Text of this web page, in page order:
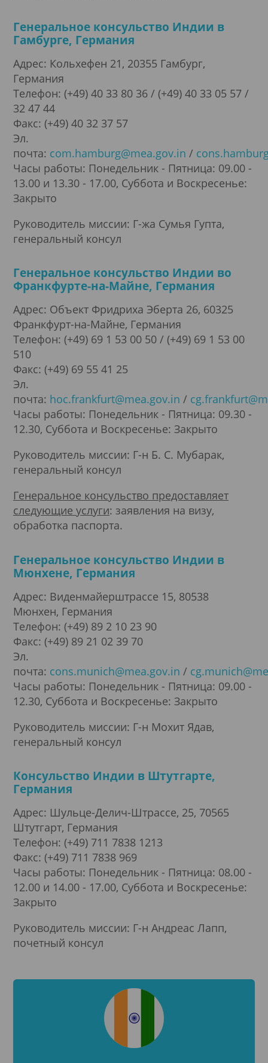
Генеральное консульство Индии в
Гамбурге, Германия
Адрес: Кольхефен 21, 20355 Гамбург,
Германия
Телефон: (+49) 40 33 80 36 / (+49) 40 33 05 57 /
32 47 44
Факс: (+49) 40 32 37 57
Эл.
почта: com.hamburg@mea.gov.in /
Часы работы: Понедельник - Пятница: 09.00 -
13.00 и 13.30 - 17.00, Суббота и Воскресенье:
Закрыто
Руководитель миссии: Г-жа Сумья Гупта,
генеральный консул
Генеральное консульство Индии во
Франкфурте-на-Майне, Германия
Адрес: Объект Фридриха Эберта 26, 60325
Франкфурт-на-Майне, Германия
Телефон: (+49) 69 1 53 00 50 / (+49) 69 1 53 00
510
Факс: (+49) 69 55 41 25
Эл.
почта: hoc.frankfurt@mea.gov.in /
Часы работы: Понедельник - Пятница: 09.30 -
12.30, Суббота и Воскресенье: Закрыто
Руководитель миссии: Г-н Б. С. Мубарак,
генеральный консул
Генеральное консульство предоставляет
следующие услуги: заявления на визу,
обработка паспорта.
Генеральное консульство Индии в
Мюнхене, Германия
Адрес: Виденмайерштрассе 15, 80538
Мюнхен, Германия
Телефон: (+49) 89 2 10 23 90
Факс: (+49) 89 21 02 39 70
Эл.
почта: cons.munich@mea.gov.in /
Часы работы: Понедельник - Пятница: 09.00 -
12.30, Суббота и Воскресенье: Закрыто
Руководитель миссии: Г-н Мохит Ядав,
генеральный консул
Консульство Индии в Штутгарте,
Германия
Адрес: Шульце-Делич-Штрассе, 25, 70565
Штутгарт, Германия
Телефон: (+49) 711 7838 1213
Факс: (+49) 711 7838 969
Часы работы: Понедельник - Пятница: 08.00 -
12.00 и 14.00 - 17.00, Суббота и Воскресенье:
Закрыто
Руководитель миссии: Г-н Андреас Лапп,
почетный консул